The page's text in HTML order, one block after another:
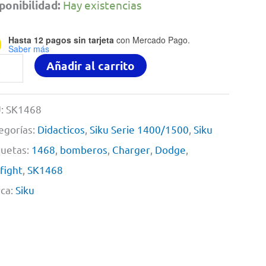
Hay existencias
Hasta 12 pagos sin tarjetacon Mercado Pago.
Saber más
Añadir al carrito
SK1468
Didacticos Siku Serie 1400/1500 Siku
1468 bomberos Charger, Dodge
, SK1468
Siku